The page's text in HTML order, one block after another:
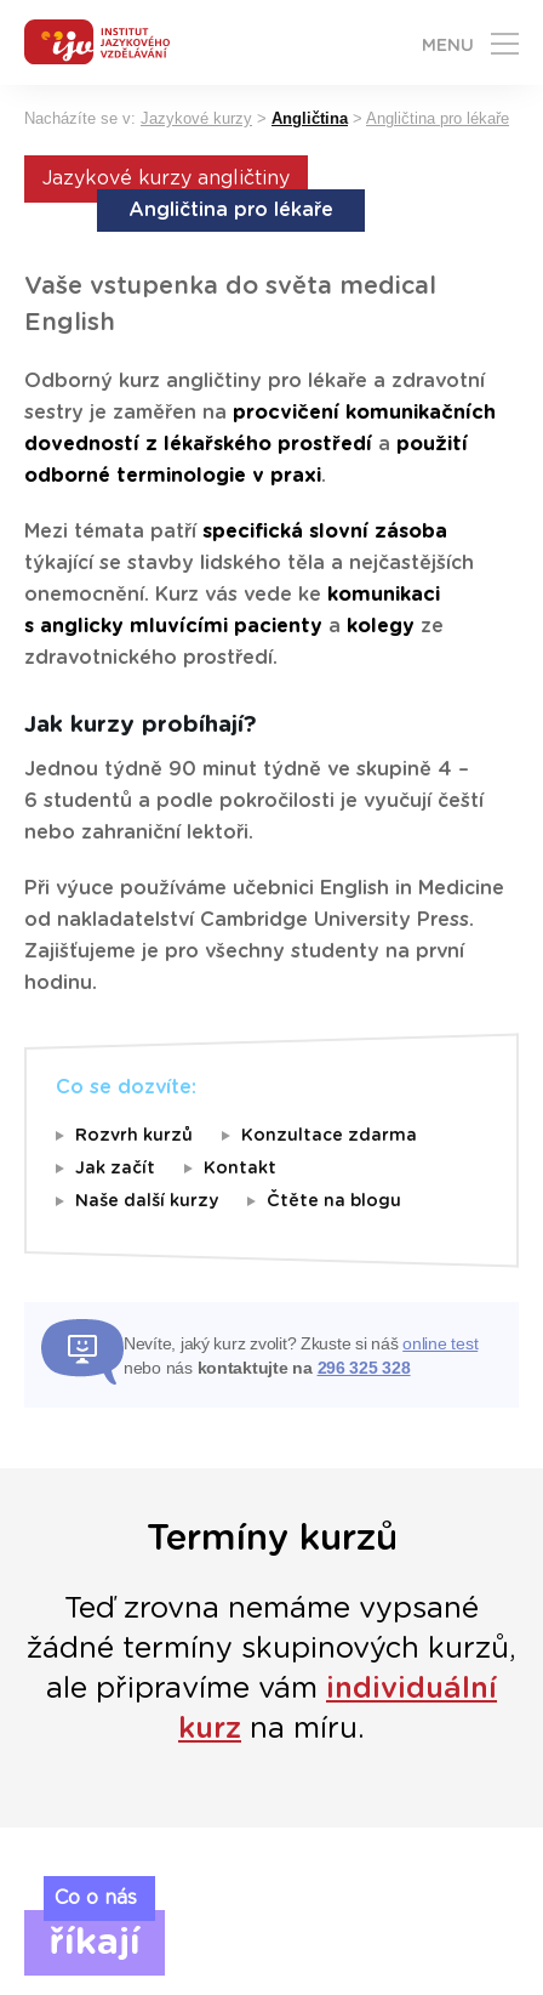
MENU
Nacházíte se v: Jazykové kurzy > Angličtina> Angličtina pro lékaře
Jazykové kurzy angličtiny
Angličtina pro lékaře
Vaše vstupenka do světa medical
English
Odborný kurz angličtiny pro lékaře a zdravotní
sestry je zaměřen na procvičení komunikačních
dovedností z lékařského prostředí a použití
odborné terminologie v praxi.
Mezi témata patří specifická slovní zásoba
týkající se stavby lidského těla a nejčastějších
onemocnění. Kurz vás vede ke komunikaci
s anglicky mluvícími pacienty a kolegy ze
zdravotnického prostředí.
Jak kurzy probíhají?
Jednou týdně 90 minut týdně ve skupině 4 –
6 studentů a podle pokročilosti je vyučují čeští
nebo zahraniční lektoři.
Při výuce používáme učebnici English in Medicine
od nakladatelství Cambridge University Press.
Zajišťujeme je pro všechny studenty na první
hodinu.
Co se dozvíte:
Rozvrh kurzů
Konzultace zdarma
Jak začít
Kontakt
Naše další kurzy
Čtěte na blogu
Nevíte, jaký kurz zvolit? Zkuste si nášonline test
nebo nás kontaktujte na 296 325 328
Termíny kurzů
Teď zrovna nemáme vypsané
žádné termíny skupinových kurzů,
ale připravíme vám individuální
kurz na míru.
Co o nás
říkají